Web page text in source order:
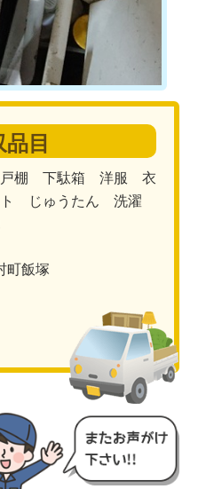
品目
棚 下駄箱 洋服 衣
じゅうたん 洗濯
町飯塚